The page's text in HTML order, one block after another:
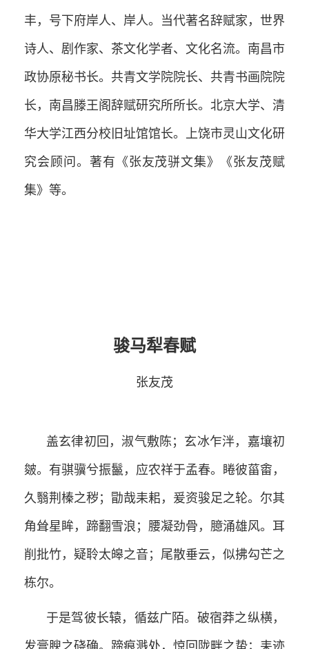
丰，号下府岸人、岸人。当代著名辞赋家，世界
诗人、剧作家、茶文化学者、文化名流。南昌市
政协原秘书长。共青文学院院长、共青书画院院
长，南昌滕王阁辞赋研究所所长。北京大学、清
华大学江西分校旧址馆馆长。上饶市灵山文化研
究会顾问。著有《张友茂骈文集》《张友茂赋
集》等。
骏马犁春赋
张友茂
盖玄律初回，淑气敷陈；玄冰乍泮，嘉壤初
皴。有骐骥兮振鬣，应农祥于孟春。睠彼菑畬，
久翳荆榛之秽；勖哉耒耜，爰资骏足之轮。尔其
角耸星眸，蹄翻雪浪；腰凝劲骨，臆涌雄风。耳
削批竹，疑聆太皞之音；尾散垂云，似拂勾芒之
栋尔。
于是驾彼长辕，循兹广陌。破宿莽之纵横，
发膏腴之硗确。蹄痕溅处，惊回陇畔之蛰；耒迹